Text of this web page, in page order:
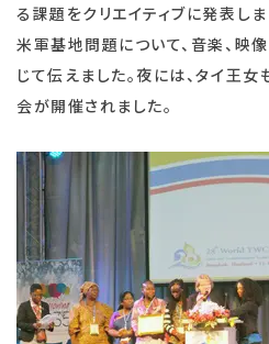
る課題をクリエイティブに発表し
米軍基地問題について、音楽、映
じて伝えました。夜には、タイ王
会が開催されました。